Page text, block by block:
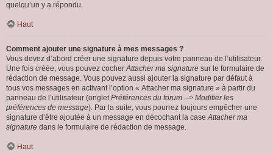
quelqu’un y a répondu.
Haut
Comment ajouter une signature à mes messages ?
Vous devez d’abord créer une signature depuis votre panneau de l’utilisateur.
Une fois créée, vous pouvez cocherAttacher ma signature sur le formulaire de
rédaction de message. Vous pouvez aussi ajouter la signature par défaut à
tous vos messages en activant l’option « Attacher ma signature » à partir du
panneau de l’utilisateur (ongletPréférences du forum --> Modifier les
préférences de message). Par la suite, vous pourrez toujours empêcher une
signature d’être ajoutée à un message en décochant la caseAttacher ma
signature dans le formulaire de rédaction de message.
Haut